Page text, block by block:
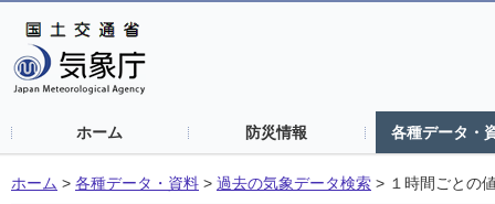
ホーム 防災情報 各種データ・
ホーム > 各種データ・資料 > 過去の気象データ検索 > １時間ごとの